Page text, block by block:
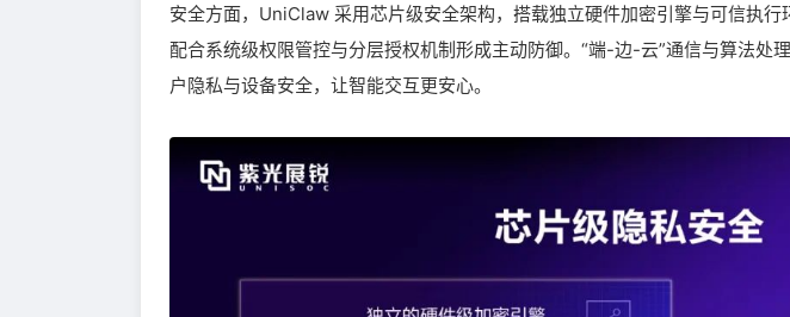
安全方面，UniClaw 采用芯片级安全架构，搭载独立硬件加密引擎与可信执行
配合系统级权限管控与分层授权机制形成主动防御。“端-边-云”通信与算法处
户隐私与设备安全，让智能交互更安心。